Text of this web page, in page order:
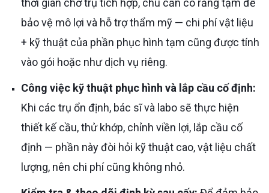
thời gian chờ trụ tích hợp, chú cần có răng tạm để
bảo vệ mô lợi và hỗ trợ thẩm mỹ — chi phí vật liệu
+ kỹ thuật của phần phục hình tạm cũng được tính
vào gói hoặc như dịch vụ riêng.
Công việc kỹ thuật phục hình và lắp cầu cố định:
Khi các trụ ổn định, bác sĩ và labo sẽ thực hiện
thiết kế cầu, thử khớp, chỉnh viền lợi, lắp cầu cố
định — phần này đòi hỏi kỹ thuật cao, vật liệu chất
lượng, nên chi phí cũng không nhỏ.